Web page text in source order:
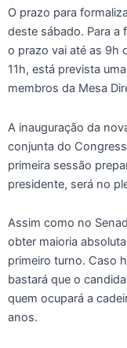
O prazo para
deste sábado. Para a
o prazo vai até as 9h
11h, está prevista
membros da Mesa
A inauguração da
conjunta do
primeira sessão
presidente, será no
Assim como no
obter maioria
primeiro turno. Caso
bastará que o
quem ocupará a
anos.